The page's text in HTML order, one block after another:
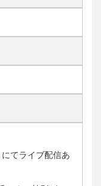
にてライブ配信あ